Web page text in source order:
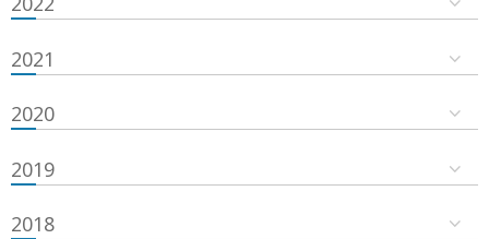
2021
2020
2019
2018